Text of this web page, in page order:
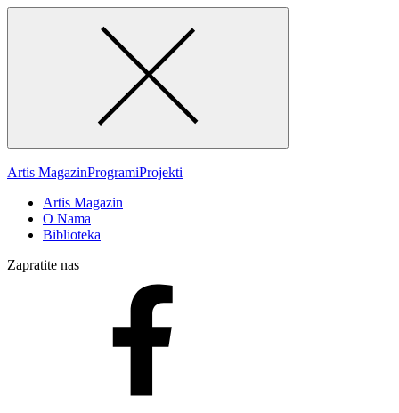
Artis MagazinProgramiProjekti
Artis Magazin
O Nama
Biblioteka
Zapratite nas